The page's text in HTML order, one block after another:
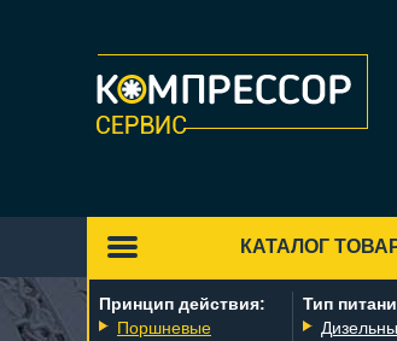
КАТАЛОГ
Принцип действия:
Поршневые
Тип